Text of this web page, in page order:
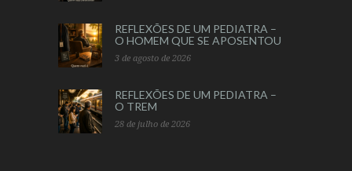
REFLEXÕES DE UM PEDIATRA –
O HOMEM QUE SE APOSENTOU
3 de agosto de 2026
REFLEXÕES DE UM PEDIATRA –
O TREM
28 de julho de 2026